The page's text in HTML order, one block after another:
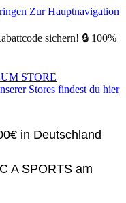
Zur Hauptnavigation
sichern! 🔒 100%
STORE
Stores findest du hier
in Deutschland
A SPORTS am